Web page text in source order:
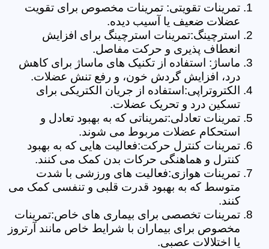
تمرینات تقویتی: تمرینات مخصوص برای تقویت
عضلات ضعیف یا آسیب دیده.
استرچینگ:تمرینات استرچینگ برای افزایش
انعطاف پذیری و حرکت مفاصل.
ماساژ: استفاده از تکنیک های ماساژ برای کاهش
درد، افزایش گردش خون، و رفع تنش عضلات.
الکتروتراپی:استفاده از جریان الکتریکی برای
تسکین درد و تحریک عضلات.
تمرینات تعادلی:تمریناتی که به بهبود تعادل و
استحکام عضلات مربوط می شوند.
تمرینات کنترل حرکت:فعالیت هایی که به بهبود
کنترل و هماهنگی حرکات بدن کمک می کنند.
تمرینات هوازی:فعالیت های ورزشی با شدت
متوسط که به بهبود قدرت قلبی و تنفسی کمک می
کنند.
تمرینات تخصصی برای بیماری های خاص:تمرینات
مخصوص برای بیماران با شرایط خاص مانند آرتروز
یا اختلالات عصبی.